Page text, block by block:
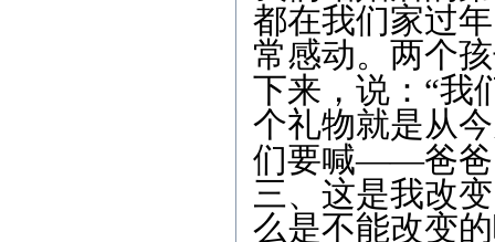
都在我们家过
常感动。两个
下来，说： “我
个礼物就是从
们要喊——爸
三、这是我改
么是不能改变